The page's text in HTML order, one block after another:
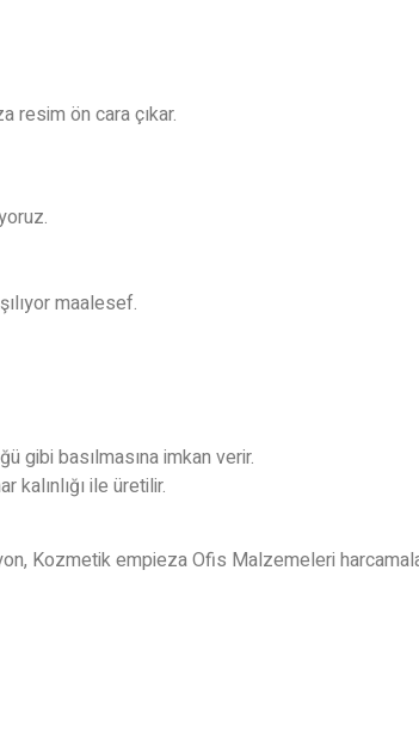
resim ön cara çıkar.
maalesef.
gibi basılmasına imkan verir.
ile üretilir.
Kozmetik empieza Ofis Malzemeleri